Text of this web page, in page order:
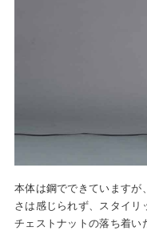
本体は鋼でできていますが
さは感じられず、スタイリ
チェストナットの落ち着い